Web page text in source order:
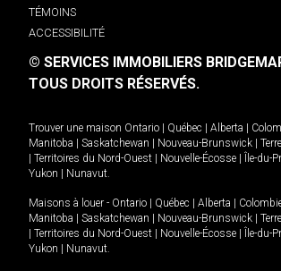
TÉMOINS
ACCESSIBILITÉ
© SERVICES IMMOBILIERS
TOUS DROITS RÉSERVÉS.
Trouver une maison Ontario Québec Alberta
Manitoba
Saskatchewan Nouveau-Brunswick
Territoires du Nord-Ouest Nouvelle-Écosse Île-du-
Yukon
Nunavut.
Maisons à louer - Ontario Québec Alberta
Manitoba
Saskatchewan Nouveau-Brunswick
Territoires du Nord-Ouest Nouvelle-Écosse Île-du-
Yukon
Nunavut.